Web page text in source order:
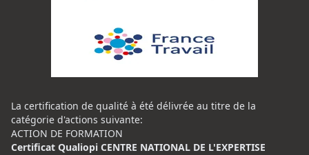
La certification de qualité à été délivrée au titre de la
catégorie d'actions suivante:
ACTION DE FORMATION
Certificat Qualiopi CENTRE NATIONAL DE L'EXPERTISE